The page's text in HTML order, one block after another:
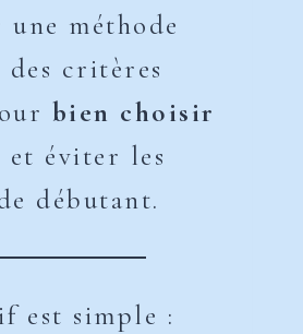
méthode
critères
bien choisir
et éviter les
débutant.
est simple :